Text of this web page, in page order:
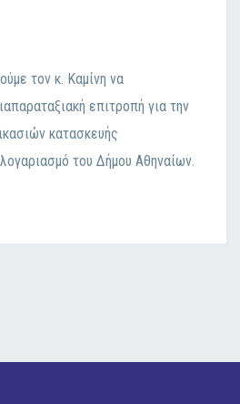
τον κ. Καμίνη να
επιτροπή για την
κατασκευής
του Δήμου Αθηναίων.